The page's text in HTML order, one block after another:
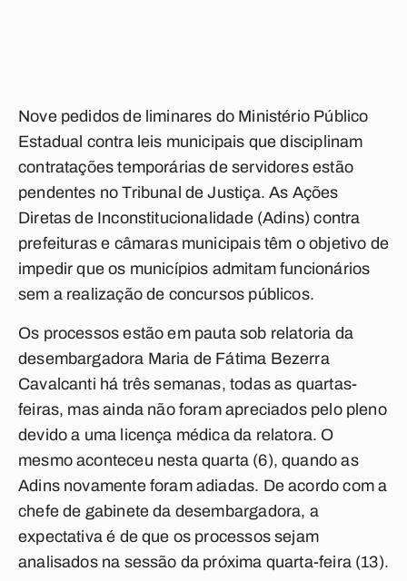
Nove pedidos de liminares do Ministério Público
Estadual contra leis municipais que disciplinam
contratações temporárias de servidores estão
pendentes no Tribunal de Justiça. As Ações
Diretas de Inconstitucionalidade (Adins) contra
prefeituras e câmaras municipais têm o objetivo de
impedir que os municípios admitam funcionários
sem a realização de concursos públicos.
Os processos estão em pauta sob relatoria da
desembargadora Maria de Fátima Bezerra
Cavalcanti há três semanas, todas as quartas-
feiras, mas ainda não foram apreciados pelo pleno
devido a uma licença médica da relatora. O
mesmo aconteceu nesta quarta (6), quando as
Adins novamente foram adiadas. De acordo com a
chefe de gabinete da desembargadora, a
expectativa é de que os processos sejam
analisados na sessão da próxima quarta-feira (13).